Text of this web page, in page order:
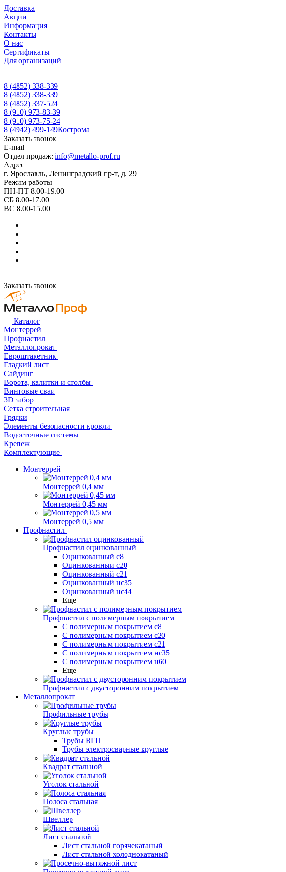
Доставка
Акции
Информация
Контакты
О нас
Сертификаты
Для организаций
8 (4852) 338-339
8 (4852) 338-339
8 (4852) 337-524
8 (910) 973-83-39
8 (910) 973-75-24
8 (4942) 499-149Кострома
Заказать звонок
E-mail
Отдел продаж: info@metallo-prof.ru
Адрес
г. Ярославль, Ленинградский пр-т, д. 29
Режим работы
ПН-ПТ 8.00-19.00
СБ 8.00-17.00
ВС 8.00-15.00
Заказать звонок
Каталог
Монтеррей
Профнастил
Металлопрокат
Евроштакетник
Гладкий лист
Сайдинг
Ворота, калитки и столбы
Винтовые сваи
3D забор
Сетка строительная
Грядки
Элементы безопасности кровли
Водосточные системы
Крепеж
Комплектующие
Монтеррей
Монтеррей 0,4 мм
Монтеррей 0,45 мм
Монтеррей 0,5 мм
Профнастил
Профнастил оцинкованный
Оцинкованный с8
Оцинкованный с20
Оцинкованный с21
Оцинкованный нс35
Оцинкованный нс44
Еще
Профнастил с полимерным покрытием
С полимерным покрытием с8
С полимерным покрытием с20
С полимерным покрытием с21
С полимерным покрытием нс35
С полимерным покрытием н60
Еще
Профнастил с двусторонним покрытием
Металлопрокат
Профильные трубы
Круглые трубы
Трубы ВГП
Трубы электросварные круглые
Квадрат стальной
Уголок стальной
Полоса стальная
Швеллер
Лист стальной
Лист стальной горячекатаный
Лист стальной холоднокатаный